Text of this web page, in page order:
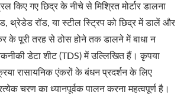
किए गए छिद्र के नीचे से मिश्रित मोर्टार डालना
थ्रेडेड रॉड, या स्टील स्ट्रिप को छिद्र में डालें और
के पूरी तरह से ठोस होने तक डालने में बाधा न
डेटा शीट (TDS) में उल्लिखित हैं। कृपया
रासायनिक एंकरों के बंधन प्रदर्शन के लिए
चरण का ध्यानपूर्वक पालन करना महत्वपूर्ण है।